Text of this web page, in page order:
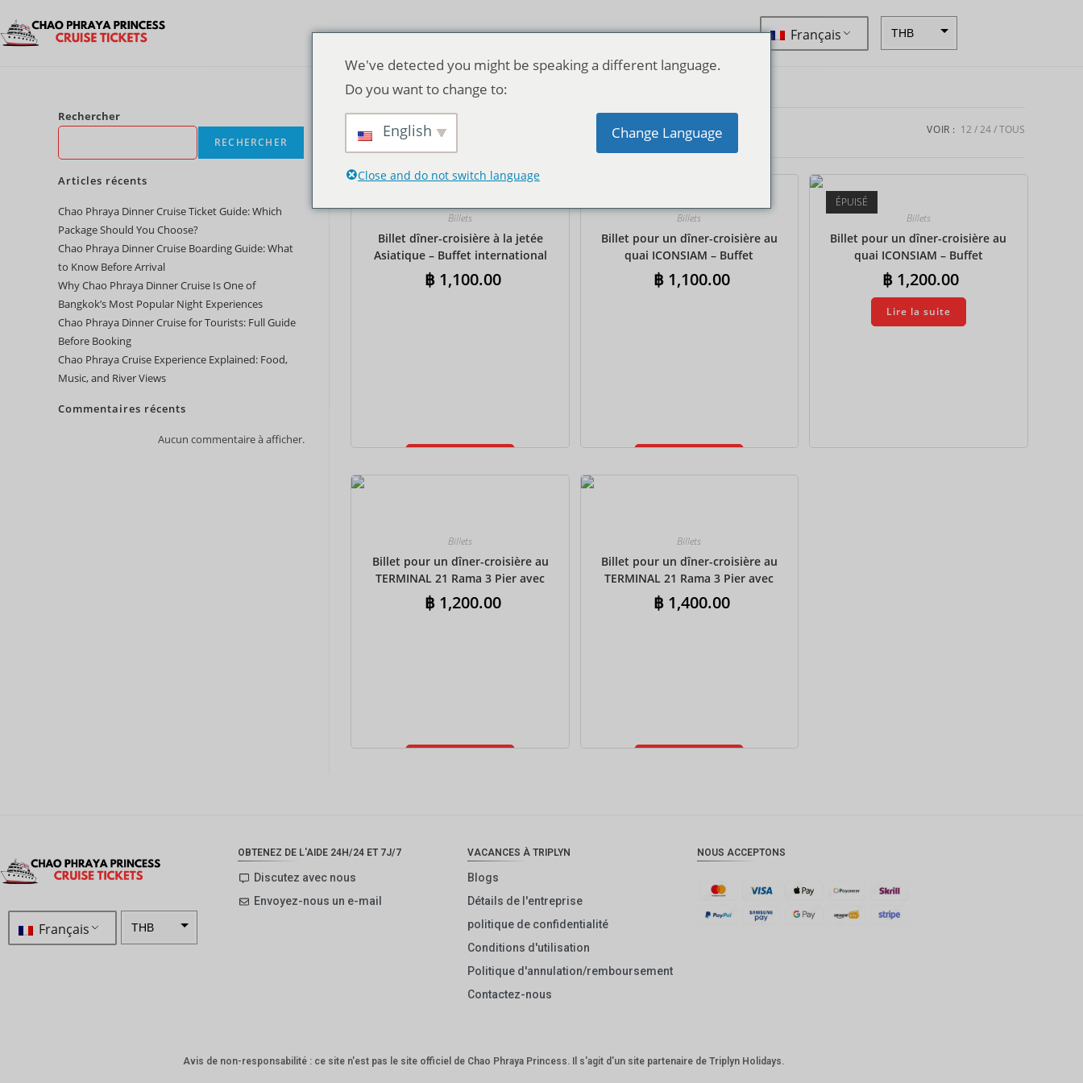
Français THB
JPY
INR
Tri par défaut VOIR : 12 24 TOUS
Billets
Billet dîner-croisière à la jetée
Asiatique – Buffet international
฿1,100.00
panier
Billets
Billet pour un dîner-croisière au
quai ICONSIAM – Buffet
international
฿1,100.00
panier
ÉPUISÉ
Billets
Billet pour un dîner-croisière au
quai ICONSIAM – Buffet
international
฿ 1,200.00
Lire la suite
Billets
Billet pour un dîner-croisière au
TERMINAL 21 Rama 3 Pier avec
transferts aller-retour partagés –
Buffet indien
฿1,200.00
Billets
Billet pour un dîner-croisière au
TERMINAL 21 Rama 3 Pier avec
transferts aller-retour partagés –
Buffet international
฿1,400.00
Rechercher
RECHERCHER
Articles récents
Chao Phraya Dinner Cruise Ticket Guide: Which
Package Should You Choose?
Chao Phraya Dinner Cruise Boarding Guide: What
to Know Before Arrival
Why Chao Phraya Dinner Cruise Is One of
Bangkok’s Most Popular Night Experiences
Chao Phraya Dinner Cruise for Tourists: Full Guide
Before Booking
Chao Phraya Cruise Experience Explained: Food,
Music, and River Views
Commentaires récents
Aucun commentaire à afficher.
Français THB
OBTENEZ DE L'AIDE 24H/24 ET 7J/7
Discutez avec nous
Envoyez-nous un e-mail
VACANCES À TRIPLYN
Blogs
Détails de l'entreprise
politique de confidentialité
Conditions d'utilisation
Politique d'annulation/remboursement
Contactez-nous
NOUS ACCEPTONS
Avis de non-responsabilité : ce site n'est pas le site officiel de Chao Phraya Princess. Il s'agit d'un site partenaire de Triplyn Holidays.
We've detected you might be speaking a different language.
Do you want to change to:
English Change Language
Close and do not switch language